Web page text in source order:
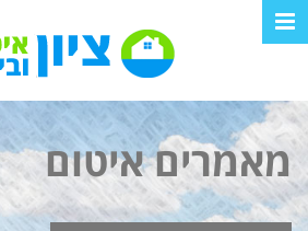
מאמריםאיטום